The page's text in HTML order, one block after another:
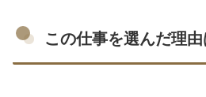
この仕事を選んだ理由